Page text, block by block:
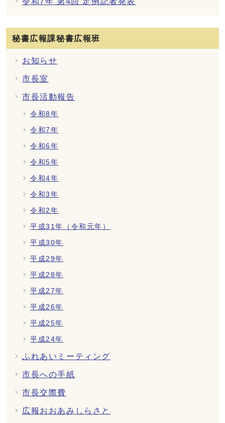
秘書広報課秘書広報班
お知らせ
市長室
市長活動報告
令和8年
令和7年
令和6年
令和5年
令和4年
令和3年
令和2年
平成31年（令和元年）
平成30年
平成29年
平成28年
平成27年
平成26年
平成25年
平成24年
ふれあいミーティング
市長への手紙
市長交際費
広報おおあみしらさと